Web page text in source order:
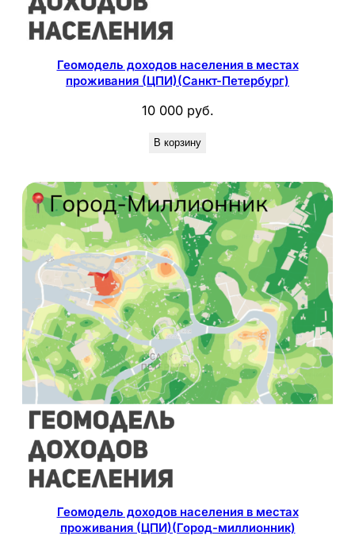
Геомодель доходов населения в местах
проживания (ЦПИ)(Санкт-Петербург)
10 000 руб.
В корзину
Геомодель доходов населения в местах
проживания (ЦПИ)(Город-миллионник)